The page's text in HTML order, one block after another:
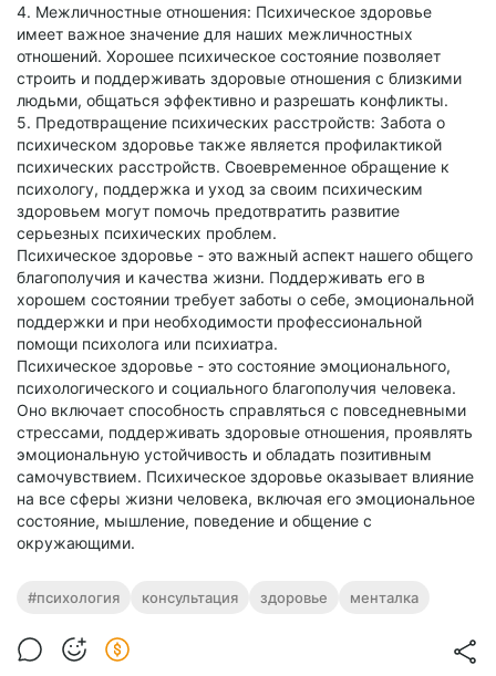
4. Межличностные отношения: Психическое здоровье
имеет важное значение для наших межличностных
отношений. Хорошее психическое состояние позволяет
строить и поддерживать здоровые отношения с близкими
людьми, общаться эффективно и разрешать конфликты.
5. Предотвращение психических расстройств: Забота о
психическом здоровье также является профилактикой
психических расстройств. Своевременное обращение к
психологу, поддержка и уход за своим психическим
здоровьем могут помочь предотвратить развитие
серьезных психических проблем.
Психическое здоровье - это важный аспект нашего общего
благополучия и качества жизни. Поддерживать его в
хорошем состоянии требует заботы о себе, эмоциональной
поддержки и при необходимости профессиональной
помощи психолога или психиатра.
Психическое здоровье - это состояние эмоционального,
психологического и социального благополучия человека.
Оно включает способность справляться с повседневными
стрессами, поддерживать здоровые отношения, проявлять
эмоциональную устойчивость и обладать позитивным
самочувствием. Психическое здоровье оказывает влияние
на все сферы жизни человека, включая его эмоциональное
состояние, мышление, поведение и общение с
окружающими.
#психология консультация здоровье менталка